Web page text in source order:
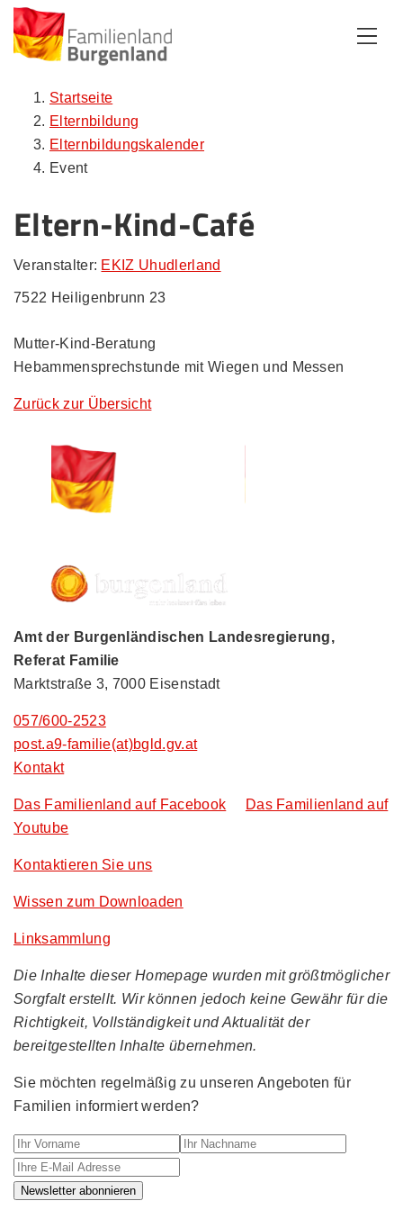
Startseite
Elternbildung
Elternbildungskalender
Event
Eltern-Kind-Café
Veranstalter: EKIZ Uhudlerland
7522 Heiligenbrunn 23
Mutter-Kind-Beratung
Hebammensprechstunde mit Wiegen und Messen
Zurück zur Übersicht
Amt der Burgenländischen Landesregierung,
Referat Familie
Marktstraße 3, 7000 Eisenstadt
057/600-2523
post.a9-familie(at)bgld.gv.at
Kontakt
Das Familienland auf Facebook
Das Familienland auf
Youtube
Kontaktieren Sie uns
Wissen zum Downloaden
Linksammlung
Die Inhalte dieser Homepage wurden mit größtmöglicher
Sorgfalt erstellt. Wir können jedoch keine Gewähr für die
Richtigkeit, Vollständigkeit und Aktualität der
bereitgestellten Inhalte übernehmen.
Sie möchten regelmäßig zu unseren Angeboten für
Familien informiert werden?
Ihr Vorname Ihr Nachname
Newsletter abonnieren